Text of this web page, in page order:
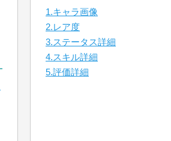
1.キャラ画像
2.レア度
3.ステータス詳細
4.スキル詳細
5.評価詳細